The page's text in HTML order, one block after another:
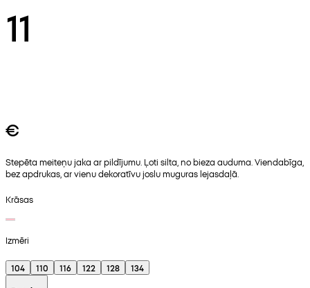
11
€
Stepēta meiteņu jaka ar pildījumu. Ļoti silta, no bieza auduma. Viendabīga,
bez apdrukas, ar vienu dekoratīvu joslu muguras lejasdaļā.
Krāsas
Izmēri
104 110 116 122 128
134